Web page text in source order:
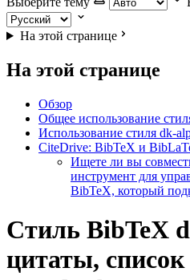
На этой странице
На этой странице
Обзор
Общее использование
Использование стиля dk-
CiteDrive: BibTeX и
Ищете ли вы
инструмент для
BibTeX, который
Стиль BibTeX
цитаты,